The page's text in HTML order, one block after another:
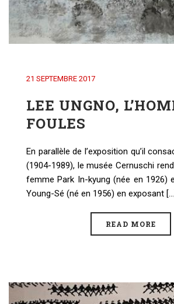
21 SEPTEMBRE 2017
LEE UNGNO,
FOULES
En parallèle de l’exposition qu’il
(1904-1989), le musée Cernuschi
femme Park In-kyung (née en 1926)
Young-Sé (né en 1956) en exposant
READ MORE